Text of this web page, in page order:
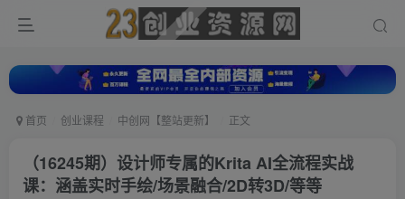
首页 创业课程 中创网【整站更新】 正文
（16245期）设计师专属的Krita AI全流程实战
课：涵盖实时手绘/场景融合/2D转3D/等等